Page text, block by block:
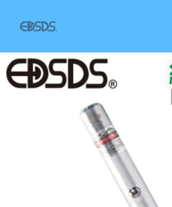
您的購物車目